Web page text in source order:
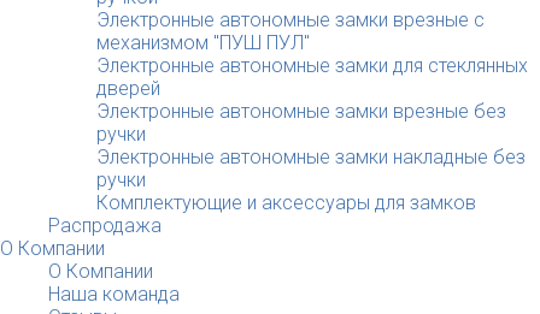
Электронные автономные замки врезные с
механизмом "ПУШ ПУЛ"
Электронные автономные замки для стеклянных
дверей
Электронные автономные замки врезные без
ручки
Электронные автономные замки накладные без
ручки
Комплектующие и аксессуары для замков
Распродажа
О Компании
О Компании
Наша команда